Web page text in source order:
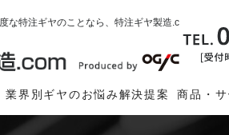
な特注ギヤのことなら、特注ギヤ製造.c
業界別ギヤのお悩み解決提案 商品・サ